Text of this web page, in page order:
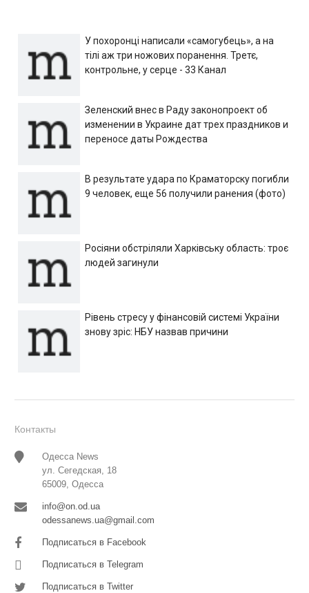
У похоронці написали «самогубець», а на
тілі аж три ножових поранення. Третє,
контрольне, у серце - 33 Канал
Зеленский внес в Раду законопроект об
изменении в Украине дат трех праздников и
переносе даты Рождества
В результате удара по Краматорску погибли
9 человек, еще 56 получили ранения (фото)
Росіяни обстріляли Харківську область: троє
людей загинули
Рівень стресу у фінансовій системі України
знову зріс: НБУ назвав причини
Контакты
Одесса News
ул. Сегедская, 18
65009, Одесса
info@on.od.ua
odessanews.ua@gmail.com
Подписаться в Facebook
Подписаться в Telegram
Подписаться в Twitter